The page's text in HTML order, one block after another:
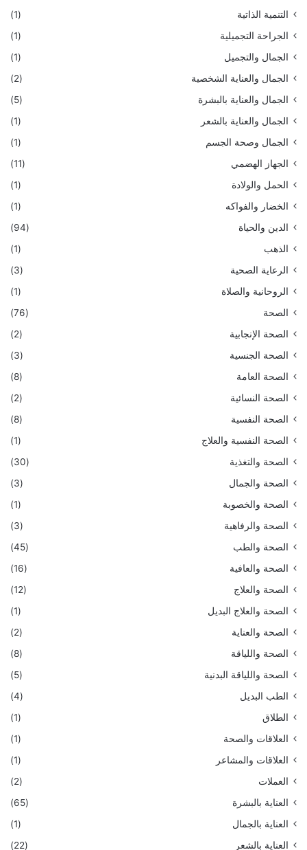
التنمية الذاتية
(1)
الجراحة التجميلية
(1)
الجمال والتجميل
(1)
الجمال والعناية الشخصية
(2)
الجمال والعناية بالبشرة
(5)
الجمال والعناية بالشعر
(1)
الجمال وصحة الجسم
(1)
الجهاز الهضمي
(11)
الحمل والولادة
(1)
الخضار والفواكه
(1)
الدين والحياة
(94)
الذهب
(1)
الرعاية الصحية
(3)
الروحانية والصلاة
(1)
الصحة
(76)
الصحة الإنجابية
(2)
الصحة الجنسية
(3)
الصحة العامة
(8)
الصحة النسائية
(2)
الصحة النفسية
(8)
الصحة النفسية والعلاج
(1)
الصحة والتغذية
(30)
الصحة والجمال
(3)
الصحة والخصوبة
(1)
الصحة والرفاهية
(3)
الصحة والطب
(45)
الصحة والعافية
(16)
الصحة والعلاج
(12)
الصحة والعلاج البديل
(1)
الصحة والعناية
(2)
الصحة واللياقة
(8)
الصحة واللياقة البدنية
(5)
الطب البديل
(4)
الطلاق
(1)
العلاقات والصحة
(1)
العلاقات والمشاعر
(1)
العملات
(2)
العناية بالبشرة
(65)
العناية بالجمال
(1)
العناية بالشعر
(22)